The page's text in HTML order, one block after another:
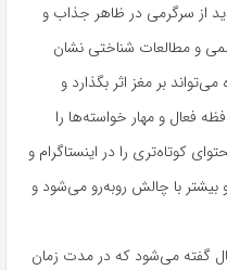
از سرگرمی در ظاهر جذاب و
و مطالعات شناختی نشان
بر مغز اثر بگذارد و
فعال و مهار خواسته‌ها را
کوتاه‌تری را در اینستاگرام و
بیشتر با چالش روبه‌رو می‌شود و
گفته می‌شود که در مدت زمان